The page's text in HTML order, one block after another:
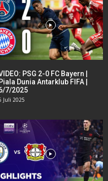
PSG 2-0 FC Bayern |
Dunia Antarklub FIFA |
7/2025
Juli 2025